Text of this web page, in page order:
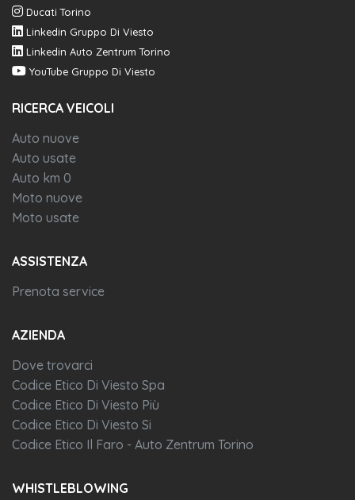
Ducati Torino
Linkedin Gruppo Di Viesto
Linkedin Auto Zentrum Torino
YouTube Gruppo Di Viesto
RICERCA VEICOLI
Auto nuove
Auto usate
Auto km 0
Moto nuove
Moto usate
ASSISTENZA
Prenota service
AZIENDA
Dove trovarci
Codice Etico Di Viesto Spa
Codice Etico Di Viesto Più
Codice Etico Di Viesto Si
Codice Etico Il Faro - Auto Zentrum Torino
WHISTLEBLOWING